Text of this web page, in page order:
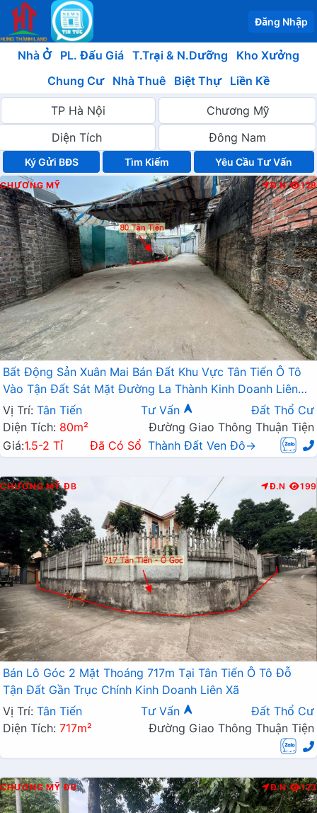
Đăng Nhập
Nhà Ở PL. Đấu Giá T.Trại & N.Dưỡng
Kho Xưởng
Chung Cư
Nhà Thuê Biệt Thự Liền Kề
Ký Gửi BĐS Yêu Cầu Tư Vấn
CHƯƠNG MỸ Đ.N 128
Bất Động Sản Xuân Mai Bán Đất Khu Vực Tân Tiến Ô Tô
Vào Tận Đất Sát Mặt Đường La Thành Kinh Doanh Liên
Xã
Vị Trí: Tân Tiến Tư Vấn
Đất Thổ Cư
Diện Tích: 80m²
Đường Giao Thông Thuận Tiện
Giá:1.5-2 Tỉ Đã Có Sổ Thành Đất Ven Đô→
CHƯƠNG MỸ ĐB Đ.N 199
Bán Lô Góc 2 Mặt Thoáng 717m Tại Tân Tiến Ô Tô Đỗ
Tận Đất Gần Trục Chính Kinh Doanh Liên Xã
Vị Trí: Tân Tiến Tư Vấn
Đất Thổ Cư
Diện Tích: 717m² Đường Giao Thông Thuận Tiện
CHƯƠNG MỸ ĐB Đ.N 123